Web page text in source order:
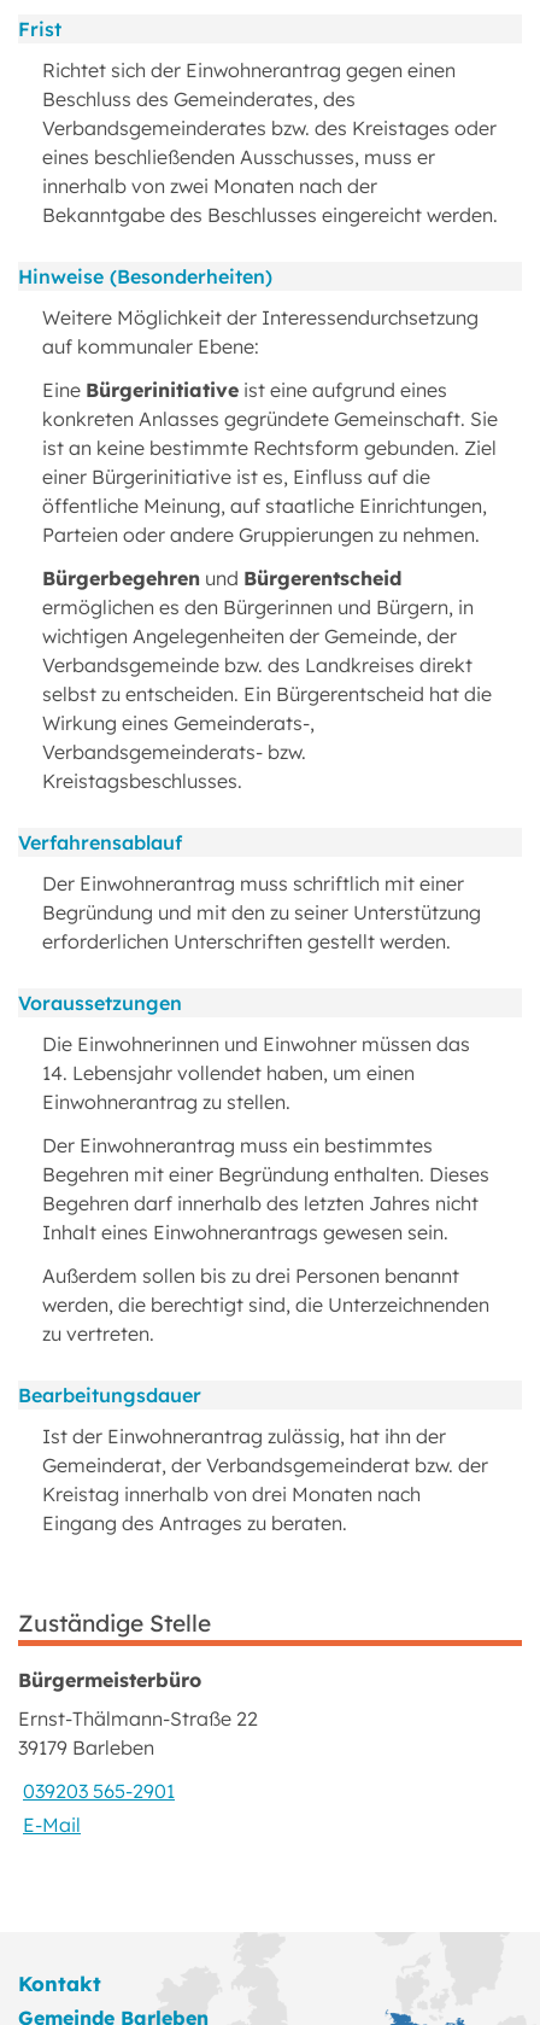
Frist
Richtet sich der Einwohnerantrag gegen einen
Beschluss des Gemeinderates, des
Verbandsgemeinderates bzw. des Kreistages oder
eines beschließenden Ausschusses, muss er
innerhalb von zwei Monaten nach der
Bekanntgabe des Beschlusses eingereicht werden.
Hinweise (Besonderheiten)
Weitere Möglichkeit der Interessendurchsetzung
auf kommunaler Ebene:
Eine Bürgerinitiative ist eine aufgrund eines
konkreten Anlasses gegründete Gemeinschaft. Sie
ist an keine bestimmte Rechtsform gebunden. Ziel
einer Bürgerinitiative ist es, Einfluss auf die
öffentliche Meinung, auf staatliche Einrichtungen,
Parteien oder andere Gruppierungen zu nehmen.
Bürgerbegehren und Bürgerentscheid
ermöglichen es den Bürgerinnen und Bürgern, in
wichtigen Angelegenheiten der Gemeinde, der
Verbandsgemeinde bzw. des Landkreises direkt
selbst zu entscheiden. Ein Bürgerentscheid hat die
Wirkung eines Gemeinderats-,
Verbandsgemeinderats- bzw.
Kreistagsbeschlusses.
Verfahrensablauf
Der Einwohnerantrag muss schriftlich mit einer
Begründung und mit den zu seiner Unterstützung
erforderlichen Unterschriften gestellt werden.
Voraussetzungen
Die Einwohnerinnen und Einwohner müssen das
14. Lebensjahr vollendet haben, um einen
Einwohnerantrag zu stellen.
Der Einwohnerantrag muss ein bestimmtes
Begehren mit einer Begründung enthalten. Dieses
Begehren darf innerhalb des letzten Jahres nicht
Inhalt eines Einwohnerantrags gewesen sein.
Außerdem sollen bis zu drei Personen benannt
werden, die berechtigt sind, die Unterzeichnenden
zu vertreten.
Bearbeitungsdauer
Ist der Einwohnerantrag zulässig, hat ihn der
Gemeinderat, der Verbandsgemeinderat bzw. der
Kreistag innerhalb von drei Monaten nach
Eingang des Antrages zu beraten.
Zuständige Stelle
Bürgermeisterbüro
Ernst-Thälmann-Straße 22
39179 Barleben
039203 565-2901
E-Mail
Kontakt
Gemeinde Barleben